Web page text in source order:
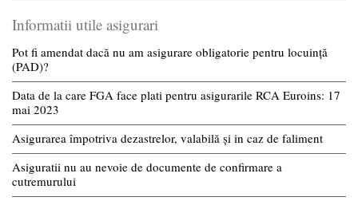
Informatii utile asigurari
Pot fi amendat dacă nu am asigurare obligatorie pentru locuință
(PAD)?
Data de la care FGA face plati pentru asigurarile RCA Euroins: 17
mai 2023
Asigurarea împotriva dezastrelor, valabilă și in caz de faliment
Asiguratii nu au nevoie de documente de confirmare a
cutremurului